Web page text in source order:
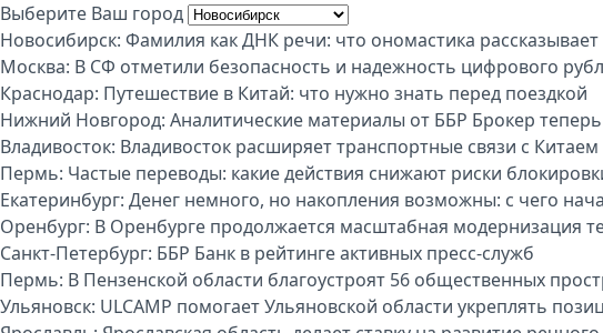
Выберите Ваш город
Новосибирск: Фамилия как ДНК речи: что ономастика рассказывает
Москва: В СФ отметили безопасность и надежность цифрового
Краснодар: Путешествие в Китай: что нужно знать перед поездкой
Нижний Новгород: Аналитические материалы от ББР Брокер
Владивосток: Владивосток расширяет транспортные связи с Китаем
Пермь: Частые переводы: какие действия снижают риски
Екатеринбург: Денег немного, но накопления возможны: с чего
Оренбург: В Оренбурге продолжается масштабная модернизация
Санкт-Петербург: ББР Банк в рейтинге активных пресс-служб
Пермь: В Пензенской области благоустроят 56 общественных
Ульяновск: ULCAMP помогает Ульяновской области укреплять